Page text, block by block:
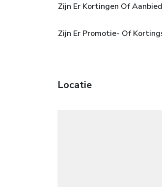
Zijn Er Kortingen Of
Zijn Er Promotie- Of
Locatie